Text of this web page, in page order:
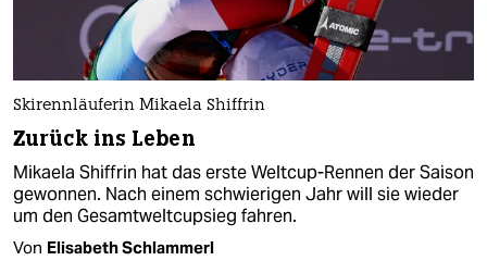
Skirennläuferin Mikaela Shiffrin
Zurück ins Leben
Mikaela Shiffrin hat das erste Weltcup-Rennen der Saison
gewonnen. Nach einem schwierigen Jahr will sie wieder
um den Gesamtweltcupsieg fahren.
Von Elisabeth Schlammerl